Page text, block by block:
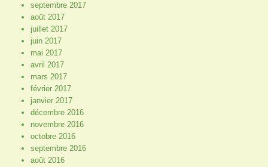
septembre 2017
août 2017
juillet 2017
juin 2017
mai 2017
avril 2017
mars 2017
février 2017
janvier 2017
décembre 2016
novembre 2016
octobre 2016
septembre 2016
août 2016